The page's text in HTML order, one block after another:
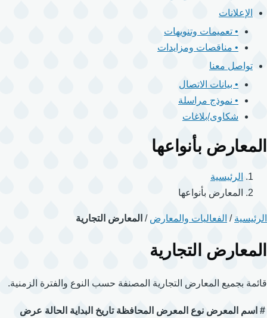
الإعلانات
• تعميمات وتنويهات
• مناقصات ومزايدات
تواصل معنا
• بيانات الاتصال
• نموذج مراسلة
شكاوى/بلاغات
المعارض بأنواعها
الرئيسية
المعارض بأنواعها
الرئيسية / الفعاليات والمعارض / المعارض التجارية
المعارض التجارية
قائمة بجميع المعارض التجارية المصنفة حسب النوع والفترة الزمنية.
# اسم المعرض نوع المعرض المحافظة تاريخ البداية الحالة عرض